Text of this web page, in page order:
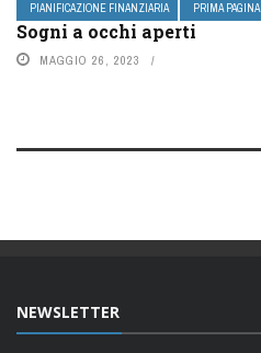
PIANIFICAZIONE FINANZIARIA PRIMA PAGINA
Sogni a occhi aperti
MAGGIO 26, 2023
NEWSLETTER